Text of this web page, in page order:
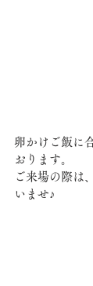
卵かけご飯に
おります。
ご来場の際は
いませ♪